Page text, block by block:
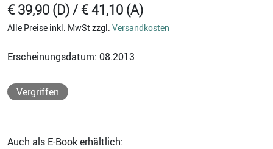
€ 39,90 (D) / € 41,10 (A)
Alle Preise inkl. MwSt zzgl. Versandkosten
Erscheinungsdatum: 08.2013
Vergriffen
Auch als E-Book erhältlich: